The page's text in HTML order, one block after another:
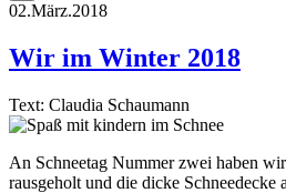
02.März.2018
Wir im Winter 2018
Text: Claudia Schaumann
An Schneetag Nummer zwei haben
rausgeholt und die dicke Schneedecke